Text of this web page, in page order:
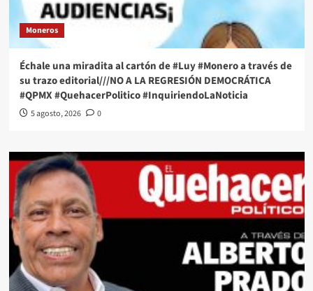
Moneros
Échale una miradita al cartón de #Luy #Monero a través de
su trazo editorial///NO A LA REGRESIÓN DEMOCRÁTICA
#QPMX #QuehacerPolitico #InquiriendoLaNoticia
5 agosto, 2026 0